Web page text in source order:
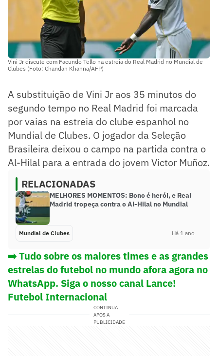
Vini Jr discute com Facundo Tello na estreia do Real Madrid no Mundial de
Clubes (Foto: Chandan Khanna/AFP)
A substituição de Vini Jr aos 35 minutos do
segundo tempo no Real Madrid foi marcada
por vaias na estreia do clube espanhol no
Mundial de Clubes. O jogador da Seleção
Brasileira deixou o campo na partida contra o
Al-Hilal para a entrada do jovem Victor Muñoz.
RELACIONADAS
MELHORES MOMENTOS: Bono é herói, e Real
Madrid tropeça contra o Al-Hilal no Mundial
Mundial de Clubes Há 1 ano
➡️ Tudo sobre os maiores times e as grandes
estrelas do futebol no mundo afora agora no
WhatsApp. Siga o nosso canal Lance!
Futebol Internacional
CONTINUA
APÓS A
PUBLICIDADE